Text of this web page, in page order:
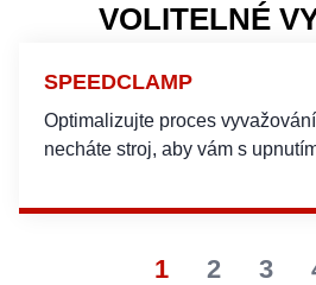
VOLITELNÉ
1 2 3
SPEEDCLAMP
Optimalizujte proces
necháte stroj, aby vám s